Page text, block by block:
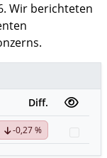
Wir berichteten
Diff.
-0,27 %